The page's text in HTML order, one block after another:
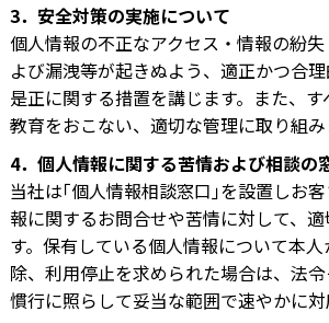
3．安全対策の実施について
個人情報の不正なアクセス・情報の紛
よび漏洩等が起きぬよう、適正かつ合
是正に関する措置を講じます。また、
教育をおこない、適切な管理に取り組み
4．個人情報に関する苦情および相談の
当社は｢個人情報相談窓口｣を設置しお
報に関するお問合せや苦情に対して、
す。保有している個人情報について本
除、利用停止を求められた場合は、法令
慣行に照らして妥当な範囲で速やかに対